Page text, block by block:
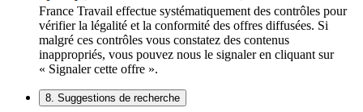
France Travail effectue systématiquement des contrôles pour
vérifier la légalité et la conformité des offres diffusées. Si
malgré ces contrôles vous constatez des contenus
inappropriés, vous pouvez nous le signaler en cliquant sur
« Signaler cette offre ».
8. Suggestions de recherche